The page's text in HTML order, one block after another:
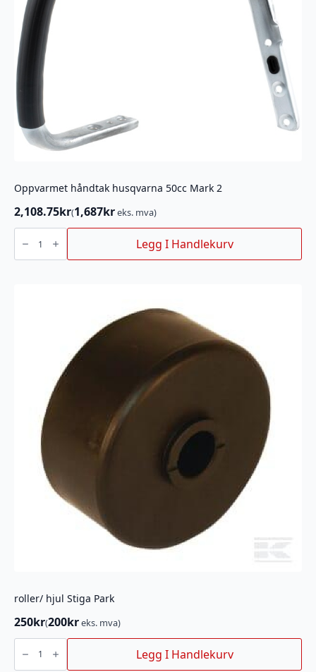
Oppvarmet håndtak husqvarna 50cc Mark 2
2,108.75kr(1,687kreks. mva)
Oppvarmet
håndtak
husqvarna
50cc
Legg I Handlekurv
roller/ hjul Stiga Park
250kr(200kreks. mva)
roller/
Stiga
Park
Legg I Handlekurv